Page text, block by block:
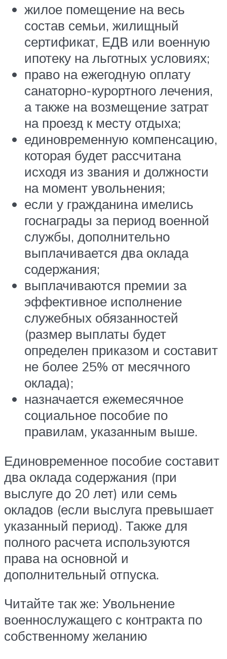
жилое помещение на весь
состав семьи, жилищный
сертификат, ЕДВ или военную
ипотеку на льготных условиях;
право на ежегодную оплату
санаторно-курортного лечения,
а также на возмещение затрат
на проезд к месту отдыха;
единовременную компенсацию,
которая будет рассчитана
исходя из звания и должности
на момент увольнения;
если у гражданина имелись
госнаграды за период военной
службы, дополнительно
выплачивается два оклада
содержания;
выплачиваются премии за
эффективное исполнение
служебных обязанностей
(размер выплаты будет
определен приказом и составит
не более 25% от месячного
оклада);
назначается ежемесячное
социальное пособие по
правилам, указанным выше.
Единовременное пособие составит
два оклада содержания (при
выслуге до 20 лет) или семь
окладов (если выслуга превышает
указанный период). Также для
полного расчета используются
права на основной и
дополнительный отпуска.
Читайте так же: Увольнение
военнослужащего с контракта по
собственному желанию